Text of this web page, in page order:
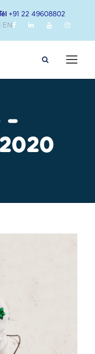
Tél +91 22 49608802
EN
–